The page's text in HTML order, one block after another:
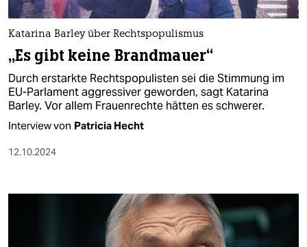
nord
wahrheit
verlag
verlag
veranstaltungen
Katarina Barley über Rechtspopulismus
„Es gibt keine Brandmauer“
Durch erstarkte Rechtspopulisten sei die Stimmung im
EU-Parlament aggressiver geworden, sagt Katarina
Barley. Vor allem Frauenrechte hätten es schwerer.
Interview von Patricia Hecht
12.10.2024